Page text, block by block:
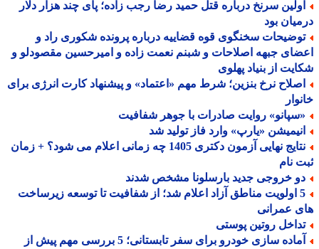
سرنخ درباره قتل حمید رضا رجب زاده؛ پای چند هزار دلار
بود
سخنگوی قوه قضاییه درباره پرونده شکوری راد و
جبهه اصلاحات و شبنم نعمت زاده و امیرحسین مقصودلو و
از بنیاد پهلوی
نرخ بنزین؛ شرط مهم «اعتماد» و پیشنهاد کارت انرژی برای
روایت صادرات با جوهر شفافیت
«یارپ» وارد فاز تولید شد
نتایج نهایی آزمون دکتری 1405 چه زمانی اعلام می شود؟ + زمان
نام
خروجی جدید بارسلونا مشخص شدند
5 اولویت مناطق آزاد اعلام شد؛ از شفافیت تا توسعه زیرساخت
عمرانی
روتین پوستی
آماده سازی خودرو برای سفر تابستانی؛ 5 بررسی مهم پیش از